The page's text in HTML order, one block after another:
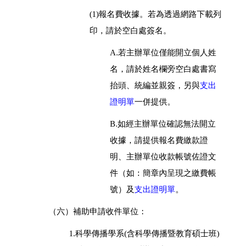
(1)報名費收據。若為透過網路下載列
印，請於空白處簽名。
A.若主辦單位僅能開立個人姓
名，請於姓名欄旁空白處書寫
抬頭、統編並親簽，另與支出
證明單一併提供。
B.如經主辦單位確認無法開立
收據，請提供報名費繳款證
明、主辦單位收款帳號佐證文
件（如：簡章內呈現之繳費帳
號）及支出證明單。
（六）補助申請收件單位：
1.科學傳播學系(含科學傳播暨教育碩士班)